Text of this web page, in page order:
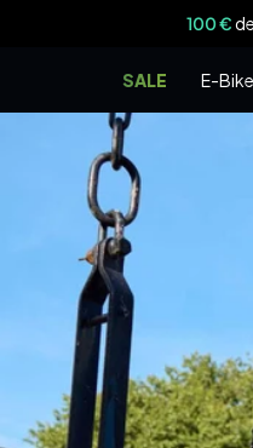
100 €
SALE E-